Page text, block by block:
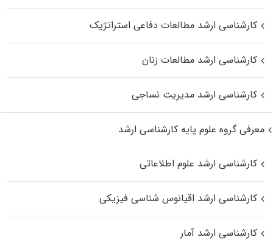
کارشناسی ارشد مطالعات دفاعی استراتژیک
کارشناسی ارشد مطالعات زنان
کارشناسی ارشد مدیریت نساجی
معرفی گروه علوم پایه کارشناسی ارشد
کارشناسی ارشد علوم اطلاعاتی
کارشناسی ارشد اقیانوس‌ شناسی فیزیکی
کارشناسی ارشد آمار